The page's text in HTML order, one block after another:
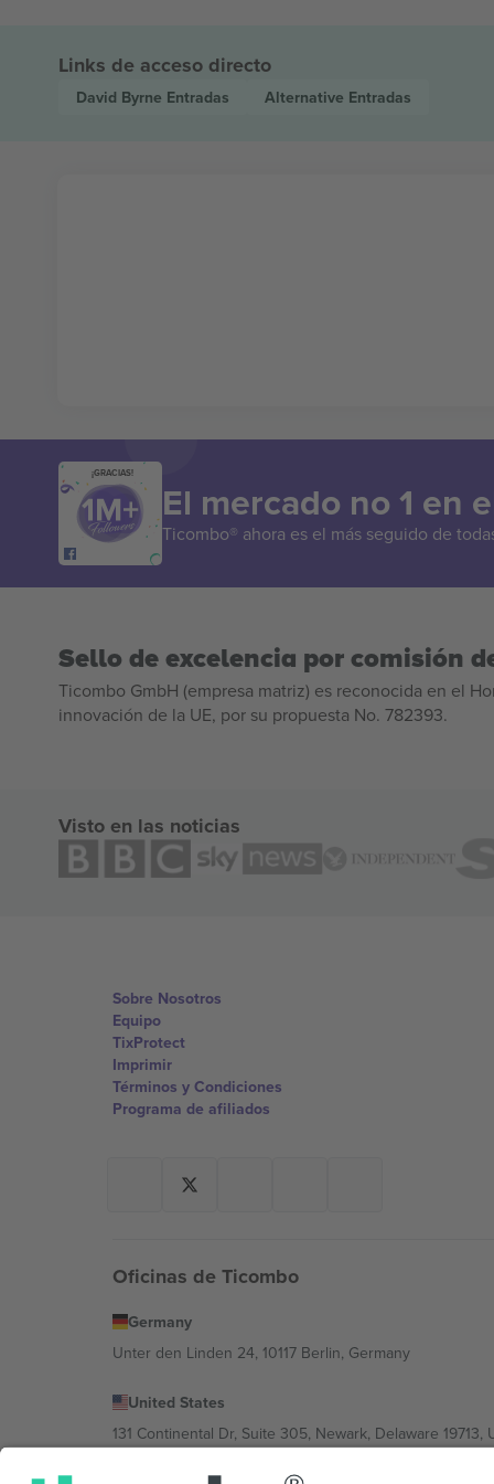
Links de acceso directo
David Byrne Entradas Alternative Entradas
¡GRACIAS!
El mercado no 1 en
Ticombo® ahora es el más seguido de
Sello de excelencia por comisión
Ticombo GmbH (empresa matriz) es reconocida en el
innovación de la UE, por su propuesta No. 782393.
Visto en las noticias
Sobre Nosotros
Equipo
TixProtect
Imprimir
Términos y Condiciones
Programa de afiliados
Oficinas de Ticombo
Germany
Unter den Linden 24, 10117 Berlin, Germany
United States
131 Continental Dr, Suite 305, Newark, Delaware 19713,